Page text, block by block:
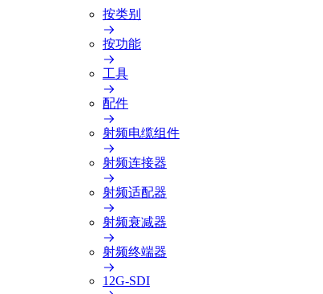
按类别
按功能
工具
配件
射频电缆组件
射频连接器
射频适配器
射频衰减器
射频终端器
12G-SDI